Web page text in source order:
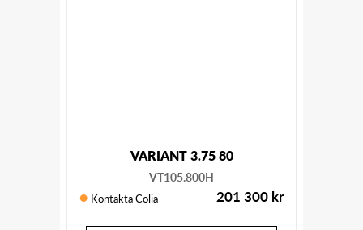
VARIANT 3.75 80
VT105.800H
Kontakta Colia 201 300 kr